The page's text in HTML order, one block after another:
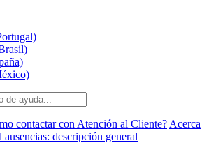
contactar con Atención al Cliente? Acerca
descripción general